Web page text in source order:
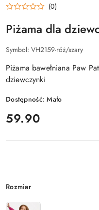
(0)
Piżama dla
Symbol: VH2159-róż/szary
Piżama bawełniana Paw
dziewczynki
Dostępność:Mało
cena:
59.90
Wariant
Rozmiar